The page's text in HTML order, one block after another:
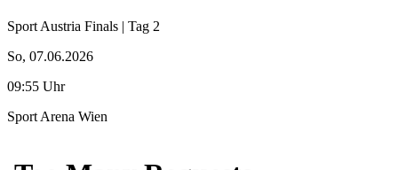
Sport Austria Finals | Tag 2
So, 07.06.2026
09:55 Uhr
Sport Arena Wien